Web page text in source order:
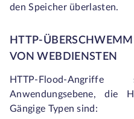
den Speicher überlasten.
HTTP-
VON WEBDIENSTEN
HTTP-Flood-
Anwendungsebene, die
Gängige Typen sind: